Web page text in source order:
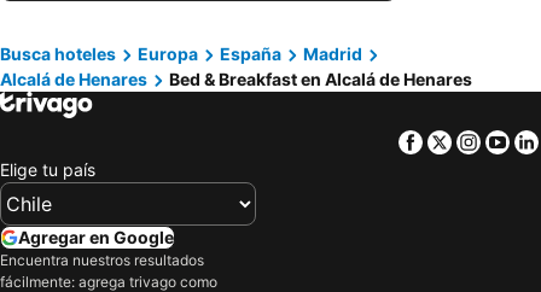
Las Rozas de Madrid, bed and breakfasts
Torres de la Alameda, bed and breakfasts
Soto del Real, bed and breakfasts
Chinchón, bed and breakfasts
Leganés, bed and breakfasts
Fuenlabrada, bed and breakfasts
Busca hoteles Europa España
Madrid
Alcalá de Henares
Bed & Breakfast en Alcalá de Henares
Facebook
Twitter
Elige tu país
Agregar en Google
Encuentra nuestros resultados
fácilmente: agrega trivago como